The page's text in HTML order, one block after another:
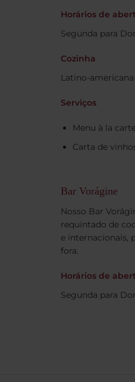
Horários de
Segunda para
Cozinha
Latino-americana
Serviços
Menu à la
Carta de
Bar Vorágine
Nosso Bar
requintado de
e internacionais,
fora.
Horários de
Segunda para